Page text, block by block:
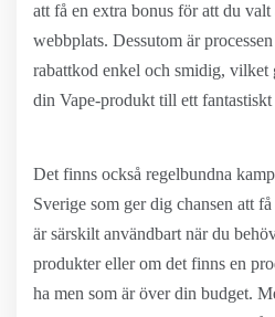
att få en extra bonus för att du valt
webbplats. Dessutom är
rabattkod enkel och smidig, vilket
din Vape-produkt till ett fantastiskt
Det finns också regelbundna
Sverige som ger dig chansen att
är särskilt användbart när du
produkter eller om det finns en
ha men som är över din budget.